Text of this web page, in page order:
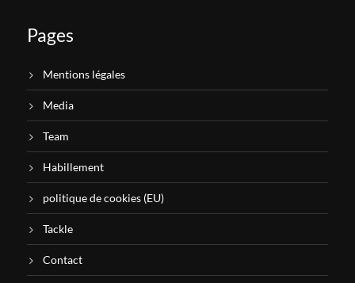
Pages
Mentions légales
Media
Team
Habillement
politique de cookies (EU)
Tackle
Contact